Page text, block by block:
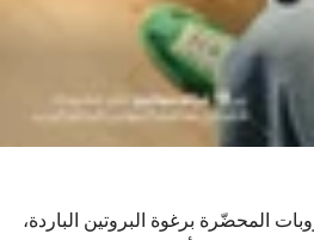
المحضّرة برغوة البروتين الباردة،